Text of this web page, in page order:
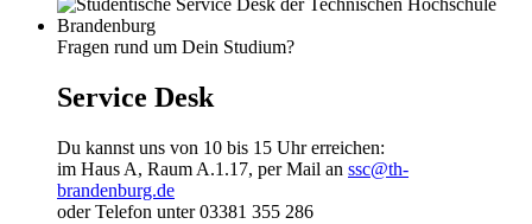
Fragen rund um Dein Studium?
Service Desk
Du kannst uns von 10 bis 15 Uhr erreichen:
im Haus A, Raum A.1.17, per Mail an ssc@th-
brandenburg.de
oder Telefon unter 03381 355 286